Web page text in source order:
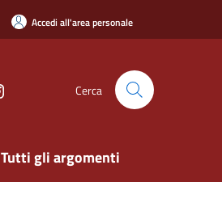
Accedi all'area personale
Cerca
Tutti gli argomenti